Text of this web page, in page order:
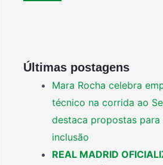
Últimas postagens
Mara Rocha celebra
técnico na corrida ao
destaca propostas para
inclusão
REAL MADRID